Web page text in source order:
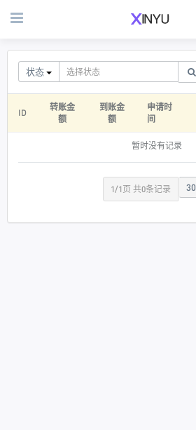
状态
ID
转账金
额
到账金
额
申请时
间
暂时没有记录
1/1页 共0条记录 30